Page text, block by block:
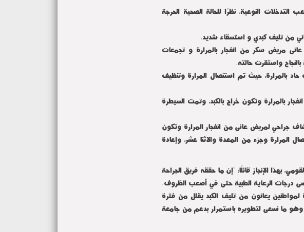
النوعية، نظرًا للحالة الصحية الحرجة
من تليف كبدي و استسقاء شديد.
"غرغرينية" لمسن (73 عامًا) عانى مريض سكر من انفجار بالمرارة و تجمعات
واستقرت حالته.
بالمرارة، حيث تم استئصال المرارة وتنظيف
عامًا) عانى من انفجار بالمرارة وتكون خراج بالكبد، وتمت السيطرة
جراحي لمريض عانى من انفجار المرارة وتكون
المرارة وجزء من المعدة والاثنا عشر، وإعادة
بهذا الإنجاز قائلًا: "إن ما حققه فريق الجراحة
درجات الرعاية الطبية حتى في أصعب الظروف.
يعانون من تليف الكبد يقلل من فترة
وهو ما نسعى لتطويره باستمرار بدعم من جامعة